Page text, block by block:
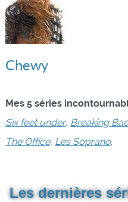
Chewy
Mes 5 séries
Six feet under, Breaking
The Office, Les Soprano.
Les dernières